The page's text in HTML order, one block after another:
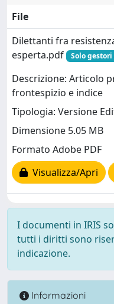
File
Dilettanti fra
esperta.pdf
Solo
Descrizione: Articolo
frontespizio e indice
Tipologia: Versione
Dimensione 5.05 MB
Formato Adobe PDF
Visualizza/Apri
I documenti in IRIS
tutti i diritti sono
indicazione.
Informazioni